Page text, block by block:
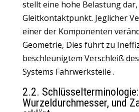
stellt eine hohe Belastung dar,
Gleitkontaktpunkt. Jeglicher
einer der Komponenten
Geometrie, Dies führt zu
beschleunigtem Verschleiß
Systems Fahrwerksteile .
2.2.
Wurzeldurchmesser, und